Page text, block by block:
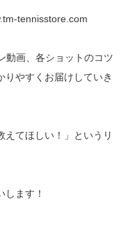
tennisstore.com
動画、各ショットのコツ
りやすくお届けしていき
えてほしい！」というリ
ます！